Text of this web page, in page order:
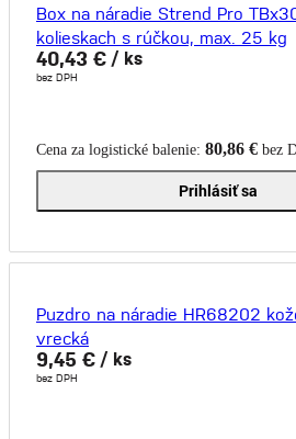
Box na náradie Strend Pro
kolieskach s rúčkou, max. 25 kg
40,43 € / ks
bez DPH
Cena za logistické balenie: 80,86 € bez
Prihlásiť sa
Puzdro na náradie HR68202
vrecká
9,45 € / ks
bez DPH